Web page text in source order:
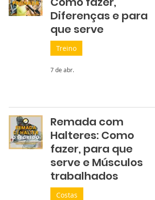
Diferenças e para
que serve
Treino
7 de abr.
Remada com
Halteres: Como
fazer, para que
serve e Músculos
trabalhados
Costas